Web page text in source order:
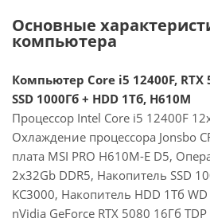
Основные
компьютера
Компьютер Core i5 12400F, RTX
SSD 1000Гб + HDD 1Тб, H610M
Процессор Intel Core i5 12400F
Охлаждение процессора Jonsbo
плата MSI PRO H610M-E D5,
2x32Gb DDR5, Накопитель SSD
KC3000, Накопитель HDD 1Тб
nVidia GeForce RTX 5080 16Гб